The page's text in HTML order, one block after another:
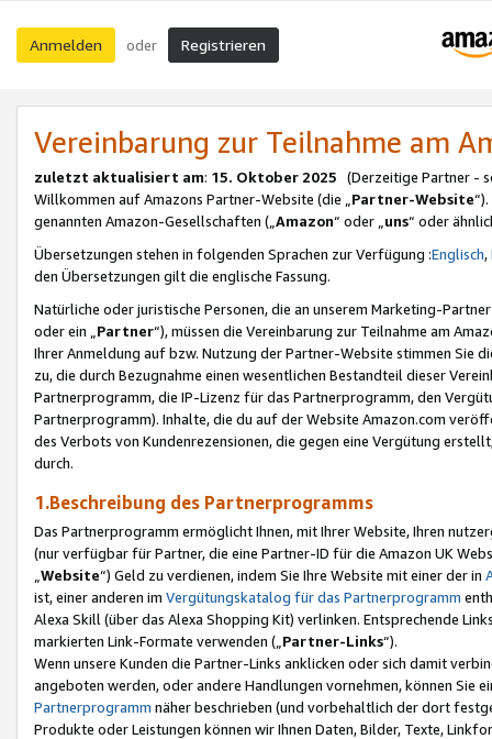
Anmelden oder Registrieren
Vereinbarung zur Teilnahme am
zuletzt aktualisiert am: 15. Oktober 2025 (Derzeitige Partner -
Willkommen auf Amazons Partner-Website (die „Partner-Website
genannten Amazon-Gesellschaften („Amazon“ oder „uns“ oder
Übersetzungen stehen in folgenden Sprachen zur Verfügung :Englisch,
den Übersetzungen gilt die englische Fassung.
Natürliche oder juristische Personen, die an unserem Marketing-
oder ein „Partner“), müssen die Vereinbarung zur Teilnahme am
Ihrer Anmeldung auf bzw. Nutzung der Partner-Website stimmen Sie
zu, die durch Bezugnahme einen wesentlichen Bestandteil dieser
Partnerprogramm, die IP-Lizenz für das Partnerprogramm, den
Partnerprogramm). Inhalte, die du auf der Website Amazon.com
des Verbots von Kundenrezensionen, die gegen eine Vergütung
durch.
1.Beschreibung des Partnerprogramms
Das Partnerprogramm ermöglicht Ihnen, mit Ihrer Website, Ihren
(nur verfügbar für Partner, die eine Partner-ID für die Amazon UK
Website“) Geld zu verdienen, indem Sie Ihre Website mit einer der in
ist, einer anderen im Vergütungskatalog für das Partnerprogramm
Alexa Skill (über das Alexa Shopping Kit) verlinken. Entsprechende
markierten Link-Formate verwenden („ Partner-Links“).
Wenn unsere Kunden die Partner-Links anklicken oder sich damit
angeboten werden, oder andere Handlungen vornehmen, können Sie
Partnerprogramm näher beschrieben (und vorbehaltlich der dort
Produkte oder Leistungen können wir Ihnen Daten, Bilder, Texte,